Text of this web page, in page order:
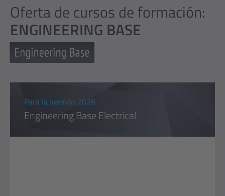
Oferta de cursos de formación:
ENGINEERING BASE
Para la versión 2026
Engineering Base Electrical